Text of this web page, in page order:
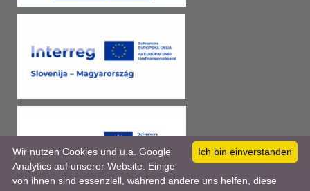
Ich bin einverstanden
Wir nutzen Cookies und u.a. Google
Analytics auf unserer Website. Einige
von ihnen sind essenziell, während andere uns helfen, diese